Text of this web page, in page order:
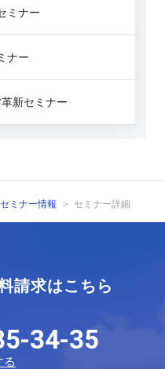
ミナー
ナー
新セミナー
ミナー情報 セミナー詳細
請求はこちら
34-35
る